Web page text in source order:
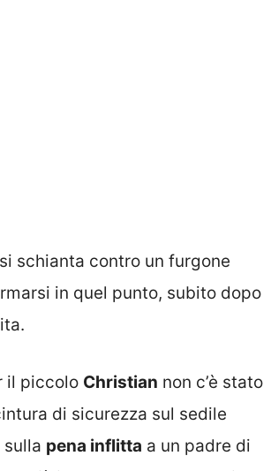
schianta contro un furgone
in quel punto, subito dopo
il piccolo Christian non c’è stato
di sicurezza sul sedile
pena inflitta a un padre di